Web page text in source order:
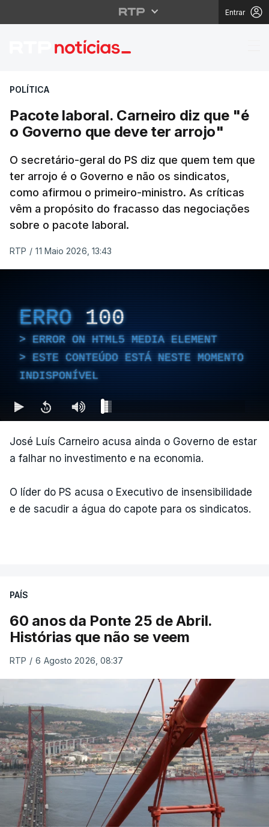
Entrar
Pacote laboral.
POLÍTICA
Pacote laboral. Carneiro diz que "é
o Governo que deve ter arrojo"
O secretário-geral do PS diz que quem tem que
ter arrojo é o Governo e não os sindicatos,
como afirmou o primeiro-ministro. As críticas
vêm a propósito do fracasso das negociações
sobre o pacote laboral.
RTP / 11 Maio 2026, 13:43
ERRO 100
ERROR ON HTML5 MEDIA ELEMENT
ESTE CONTEÚDO ESTÁ NESTE MOMENTO
INDISPONÍVEL
José Luís Carneiro acusa ainda o Governo de estar
a falhar no investimento e na economia.
O líder do PS acusa o Executivo de insensibilidade
e de sacudir a água do capote para os sindicatos.
PAÍS
60 anos da Ponte 25 de Abril.
Histórias que não se veem
RTP / 6 Agosto 2026, 08:37